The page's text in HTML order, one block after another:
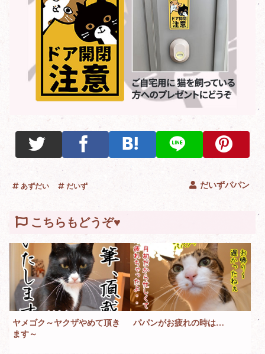
だいずパパン
あずだい だいず
こちらもどうぞ♥
ヤメゴク～ヤクザやめて頂き
ます～
パパンがお疲れの時は…